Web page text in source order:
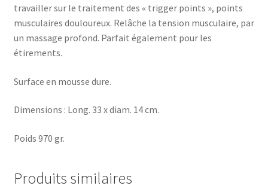
travailler sur le traitement des « trigger points », points
musculaires douloureux. Relâche la tension musculaire, par
un massage profond. Parfait également pour les
étirements.
Surface en mousse dure.
Dimensions : Long. 33 x diam. 14 cm.
Poids 970 gr.
Produits similaires